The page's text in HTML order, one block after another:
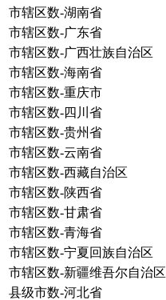
市辖区数-湖南省
市辖区数-广东省
市辖区数-广西壮族自治区
市辖区数-海南省
市辖区数-重庆市
市辖区数-四川省
市辖区数-贵州省
市辖区数-云南省
市辖区数-西藏自治区
市辖区数-陕西省
市辖区数-甘肃省
市辖区数-青海省
市辖区数-宁夏回族自治区
市辖区数-新疆维吾尔自治区
县级市数-河北省